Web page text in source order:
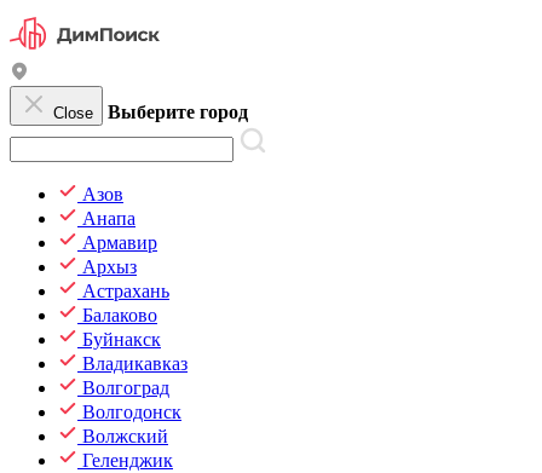
Close Выберите город
Азов
Анапа
Армавир
Архыз
Астрахань
Балаково
Буйнакск
Владикавказ
Волгоград
Волгодонск
Волжский
Геленджик